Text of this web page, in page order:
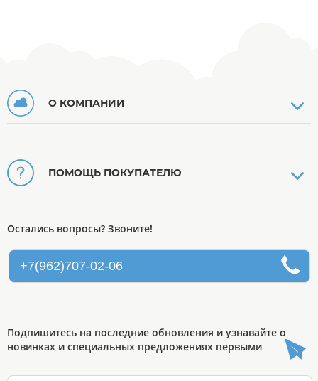
О КОМПАНИИ
ПОМОЩЬ ПОКУПАТЕЛЮ
Остались вопросы? Звоните!
+7(962)707-02-06
Подпишитесь на последние обновления и узнавайте о
новинках и специальных предложениях первыми